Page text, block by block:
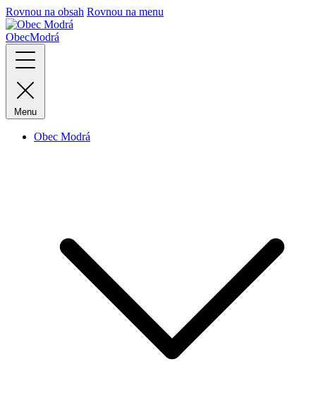
Rovnou na obsah Rovnou na menu
ObecModrá
Menu
Obec Modrá